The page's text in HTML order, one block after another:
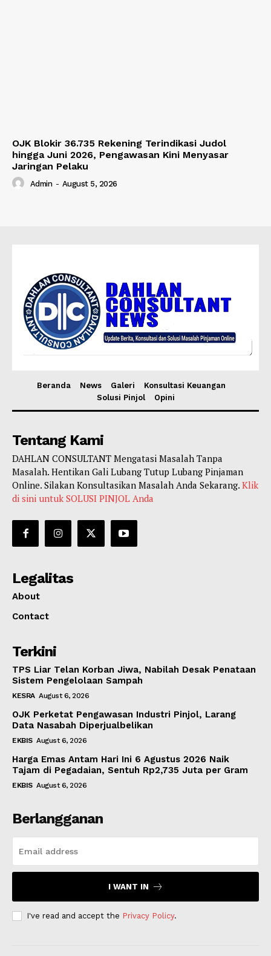
OJK Blokir 36.735 Rekening Terindikasi Judol
hingga Juni 2026, Pengawasan Kini Menyasar
Jaringan Pelaku
Admin - August 5, 2026
Beranda News Galeri
Konsultasi Keuangan
Solusi Pinjol
Opini
Tentang Kami
DAHLAN CONSULTANT Mengatasi Masalah Tanpa
Masalah. Hentikan Gali Lubang Tutup Lubang Pinjaman
Online. Silakan Konsultasikan Masalah Anda Sekarang. Klik
di sini untuk SOLUSI PINJOL Anda
Legalitas
About
Contact
Terkini
TPS Liar Telan Korban Jiwa, Nabilah Desak Penataan
Sistem Pengelolaan Sampah
KESRA August 6, 2026
OJK Perketat Pengawasan Industri Pinjol, Larang
Data Nasabah Diperjualbelikan
EKBIS August 6, 2026
Harga Emas Antam Hari Ini 6 Agustus 2026 Naik
Tajam di Pegadaian, Sentuh Rp2,735 Juta per Gram
EKBIS August 6, 2026
Berlangganan
I WANT IN
I've read and accept the Privacy Policy.